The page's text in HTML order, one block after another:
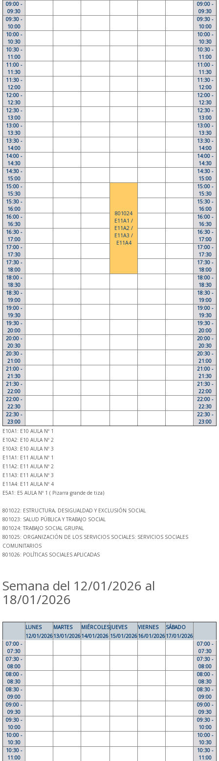
09:00 -
09:30
09:00 -
09:30
09:30 -
10:00
09:30 -
10:00
10:00 -
10:30
10:00 -
10:30
10:30 -
11:00
10:30 -
11:00
11:00 -
11:30
11:00 -
11:30
11:30 -
12:00
11:30 -
12:00
12:00 -
12:30
12:00 -
12:30
12:30 -
13:00
12:30 -
13:00
13:00 -
13:30
13:00 -
13:30
13:30 -
14:00
13:30 -
14:00
14:00 -
14:30
14:00 -
14:30
14:30 -
15:00
14:30 -
15:00
15:00 -
15:30
801024
E11A1 /
E11A2 /
E11A3 /
E11A4
15:00 -
15:30
15:30 -
16:00
15:30 -
16:00
16:00 -
16:30
16:00 -
16:30
16:30 -
17:00
16:30 -
17:00
17:00 -
17:30
17:00 -
17:30
17:30 -
18:00
17:30 -
18:00
18:00 -
18:30
18:00 -
18:30
18:30 -
19:00
18:30 -
19:00
19:00 -
19:30
19:00 -
19:30
19:30 -
20:00
19:30 -
20:00
20:00 -
20:30
20:00 -
20:30
20:30 -
21:00
20:30 -
21:00
21:00 -
21:30
21:00 -
21:30
21:30 -
22:00
21:30 -
22:00
22:00 -
22:30
22:00 -
22:30
22:30 -
23:00
22:30 -
23:00
E10A1: E10 AULA Nº 1
E10A2: E10 AULA Nº 2
E10A3: E10 AULA Nº 3
E11A1: E11 AULA Nº 1
E11A2: E11 AULA Nº 2
E11A3: E11 AULA Nº 3
E11A4: E11 AULA Nº 4
E5A1: E5 AULA Nº 1 ( Pizarra grande de tiza)
801022: ESTRUCTURA, DESIGUALDAD Y EXCLUSIÓN SOCIAL
801023: SALUD PÚBLICA Y TRABAJO SOCIAL
801024: TRABAJO SOCIAL GRUPAL
801025: ORGANIZACIÓN DE LOS SERVICIOS SOCIALES: SERVICIOS SOCIALES
COMUNITARIOS
801026: POLÍTICAS SOCIALES APLICADAS
Semana del 12/01/2026 al
18/01/2026
LUNES
12/01/2026
MARTES
13/01/2026
MIÉRCOLES
14/01/2026
JUEVES
15/01/2026
VIERNES
16/01/2026
SÁBADO
17/01/2026
07:00 -
07:30
07:00 -
07:30
07:30 -
08:00
07:30 -
08:00
08:00 -
08:30
08:00 -
08:30
08:30 -
09:00
08:30 -
09:00
09:00 -
09:30
09:00 -
09:30
09:30 -
10:00
09:30 -
10:00
10:00 -
10:30
10:00 -
10:30
10:30 -
11:00
10:30 -
11:00